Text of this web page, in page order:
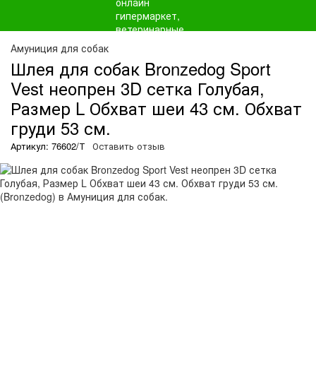
Амуниция для собак
Шлея для собак Bronzedog Sport
Vest неопрен 3D сетка Голубая,
Размер L Обхват шеи 43 см. Обхват
груди 53 см.
Артикул: 76602/Т Оставить отзыв